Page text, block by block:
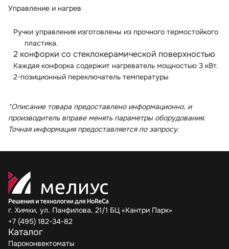
Управление и нагрев
Ручки управления изготовлены из прочного термостойкого
пластика.
2 конфоркисо стеклокерамической поверхностью
Каждая конфорка содержит нагреватель мощностью 3 кВт.
2-позиционный переключатель температуры
*Описание товара предоставлено информационно, и
производитель вправе менять параметры оборудования.
Точная информация предоставляется по запросу.
г. Химки, ул. Панфилова, 21/1 БЦ «Кантри Парк»
+7 (495) 182-34-82
Каталог
Пароконвектоматы